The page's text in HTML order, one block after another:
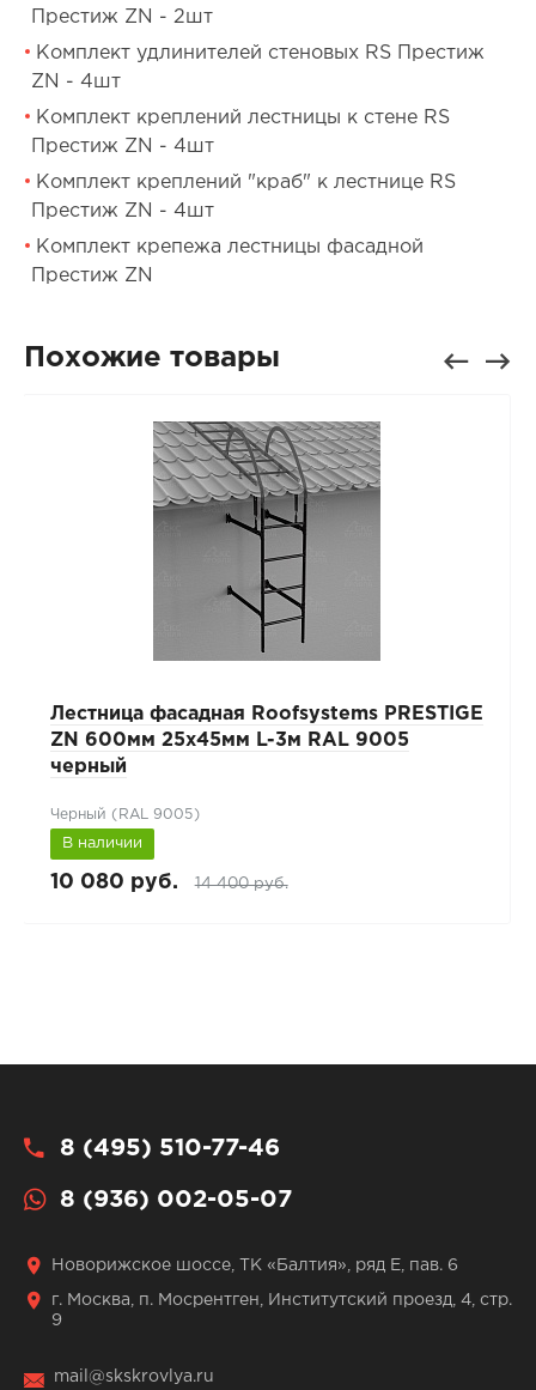
Престиж ZN - 2шт
Комплект удлинителей стеновых RS Престиж
ZN - 4шт
Комплект креплений лестницы к стене RS
Престиж ZN - 4шт
Комплект креплений "краб" к лестнице RS
Престиж ZN - 4шт
Комплект крепежа лестницы фасадной
Престиж ZN
Похожие товары
Лестница фасадная Roofsystems PRESTIGE
ZN 600мм 25x45мм L-3м RAL 9005
черный
Черный (RAL 9005)
В наличии
10 080 руб. 14 400 руб.
8 (495) 510-77-46
8 (936) 002-05-07
Новорижское шоссе, ТК «Балтия», ряд Е, пав. 6
г. Москва, п. Мосрентген, Институтский проезд, 4, стр.
9
mail@skskrovlya.ru